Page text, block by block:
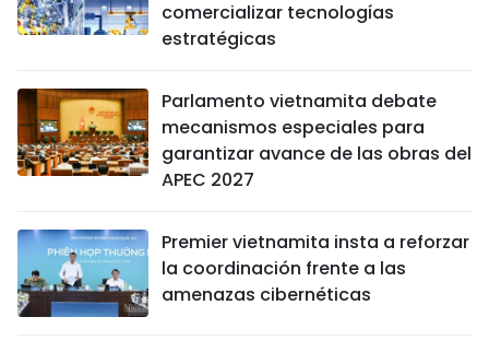
comercializar tecnologías
estratégicas
Parlamento vietnamita debate
mecanismos especiales para
garantizar avance de las obras del
APEC 2027
Premier vietnamita insta a reforzar
la coordinación frente a las
amenazas cibernéticas